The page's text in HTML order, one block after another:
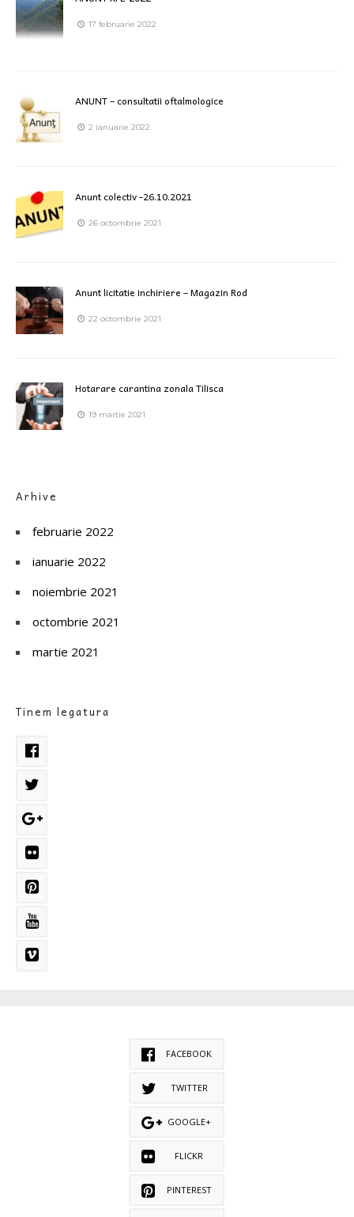
17 februarie 2022
ANUNT – consultatii oftalmologice
2 ianuarie 2022
Anunt colectiv -26.10.2021
26 octombrie 2021
Anunt licitatie inchiriere – Magazin Rod
22 octombrie 2021
Hotarare carantina zonala Tilisca
19 martie 2021
Arhive
februarie 2022
ianuarie 2022
noiembrie 2021
octombrie 2021
martie 2021
Tinem legatura
FACEBOOK
TWITTER
GOOGLE+
FLICKR
PINTEREST